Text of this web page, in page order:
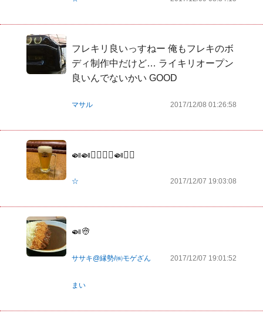
フレキリ良いっすねー 俺もフレキのボ
ディ制作中だけど… ライキリオープン
良いんでないかい GOOD
マサル 2017/12/08 01:26:58
🍛🍛👳‍♀️👳‍♀️🍛👳‍♀️
☆ 2017/12/07 19:03:08
🍛👳
ササキ@縁勢/㈱モゲざん
まい
2017/12/07 19:01:52